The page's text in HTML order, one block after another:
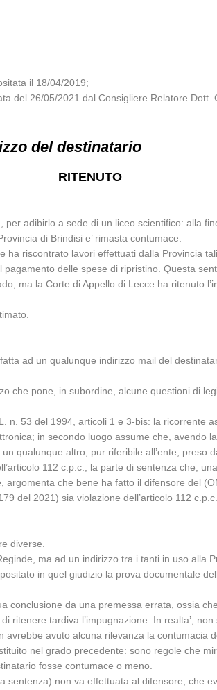
il 18/04/2019;
del 26/05/2021 dal Consigliere Relatore Dott.
del destinatario
RITENUTO
adibirlo a sede di un liceo scientifico: alla
di Brindisi e’ rimasta contumace.
ha riscontrato lavori effettuati dalla Provincia
delle spese di ripristino. Questa
ma la Corte di Appello di Lecce ha ritenuto
ad un qualunque indirizzo mail del
pone, in subordine, alcune questioni di
n. 53 del 1994, articoli 1 e 3-bis: la ricorrente
in secondo luogo assume che, avendo
qualunque altro, pur riferibile all’ente, preso
112 c.p.c., la parte di sentenza che,
che bene ha fatto il difensore del
del 2021) sia violazione dell’articolo 112
diverse.
ma ad un indirizzo tra i tanti in uso alla
in quel giudizio la prova documentale
conclusione da una premessa errata, ossia
tardiva l’impugnazione. In realta’,
avuto alcuna rilevanza la contumacia
nel grado precedente: sono regole che
fosse contumace o meno.
sentenza) non va effettuata al difensore, che